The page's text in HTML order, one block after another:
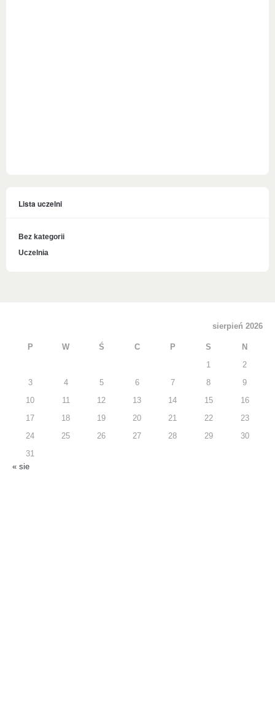
Lista uczelni
Bez kategorii
Uczelnia
sierpień 2026
P W Ś C P S N
1 2
3 4 5 6 7 8 9
10 11 12 13 14 15 16
17 18 19 20 21 22 23
24 25 26 27 28 29 30
31
« sie